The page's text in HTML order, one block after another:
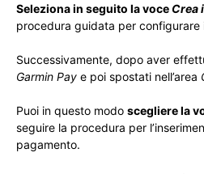
Seleziona in seguito la voce Crea
procedura guidata per configurare
Successivamente, dopo aver
Garmin Pay e poi spostati nell’area
Puoi in questo modo scegliere la
seguire la procedura per
pagamento.